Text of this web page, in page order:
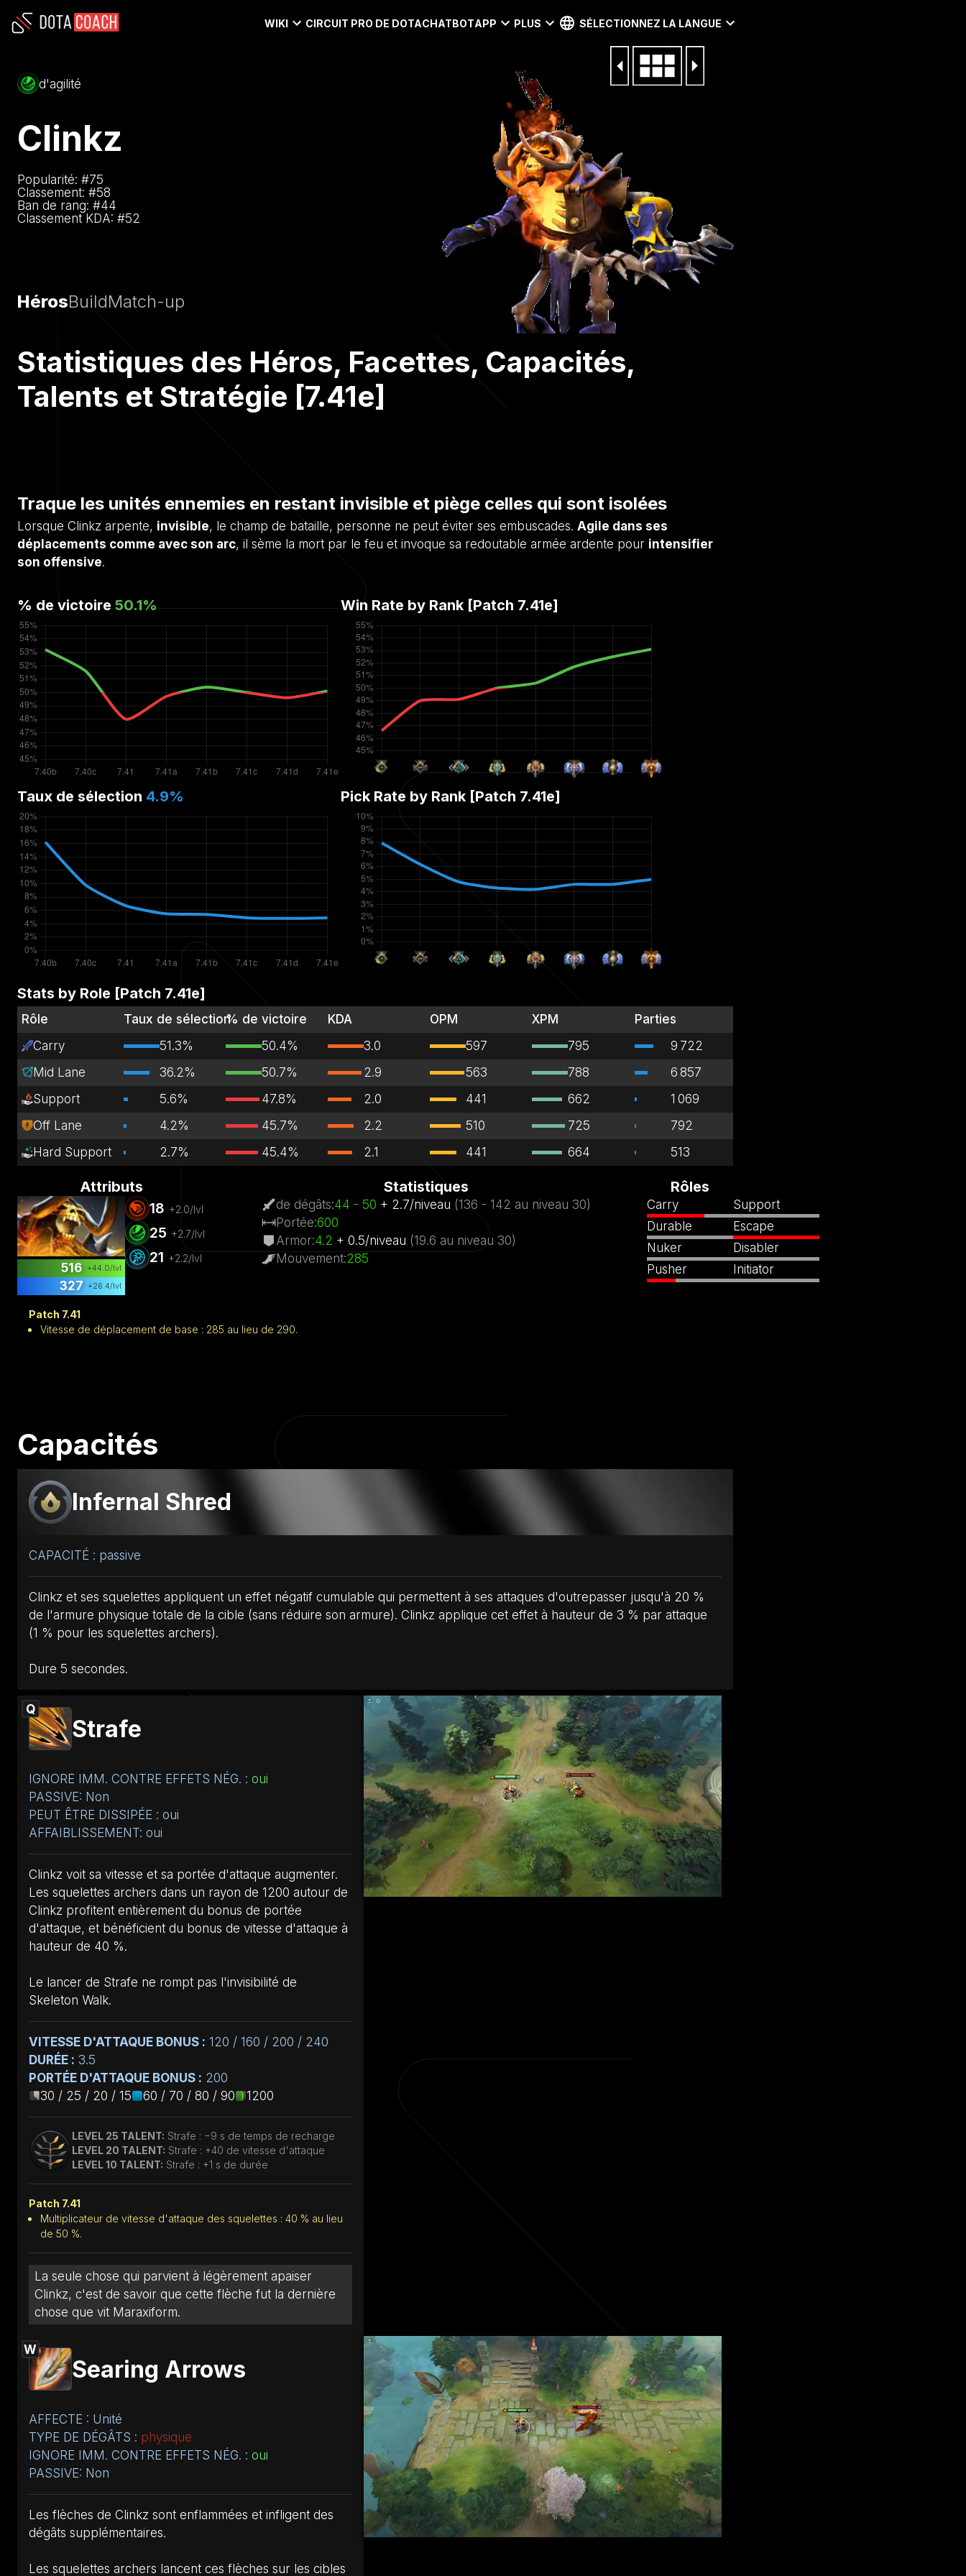
WIKI CIRCUIT PRO DE DOTACHATBOTAPP PLUS SÉLECTIONNEZ LA LANGUE
d'agilité
Clinkz
Popularité: #75
Classement: #58
Ban de rang: #44
Classement KDA: #52
HérosBuildMatch-up
Statistiques des Héros, Facettes, Capacités,
Talents et Stratégie [7.41e]
Traque les unités ennemies en restant invisible et piège celles qui sont isolées
Lorsque Clinkz arpente, invisible, le champ de bataille, personne ne peut éviter ses embuscades. Agile dans ses
déplacements comme avec son arc, il sème la mort par le feu et invoque sa redoutable armée ardente pour intensifier
son offensive.
% de victoire50.1% Win Rate by Rank [Patch 7.41e]
Taux de sélection 4.9% Pick Rate by Rank [Patch 7.41e]
Stats by Role [Patch 7.41e]
Rôle Taux de sélection% de victoire KDA OPM XPM
Parties
Carry
51.3% 50.4% 3.0 597 795
9 722
Mid Lane
36.2% 50.7% 2.9 563 788
6 857
Support
5.6% 47.8% 2.0 441 662
1 069
Off Lane
4.2% 45.7% 2.2 510 725
792
Hard Support
2.7% 45.4% 2.1 441 664 513
Attributs
516 +44.0/lvl
327 +26.4/lvl
18 +2.0/lvl
25 +2.7/lvl
21 +2.2/lvl
Statistiques
de dégâts:44 - 50 + 2.7/niveau (136 - 142 au niveau 30)
Portée:600
Armor:4.2 + 0.5/niveau (19.6 au niveau 30)
Mouvement:285
Rôles
Carry
Durable
Nuker
Pusher
Support
Escape
Disabler
Initiator
Patch 7.41
Vitesse de déplacement de base : 285 au lieu de 290.
Capacités
Infernal Shred
CAPACITÉ : passive
Clinkz et ses squelettes appliquent un effet négatif cumulable qui permettent à ses attaques d'outrepasser jusqu'à 20 %
de l'armure physique totale de la cible (sans réduire son armure). Clinkz applique cet effet à hauteur de 3 % par attaque
(1 % pour les squelettes archers).
Dure 5 secondes.
Q
Strafe
IGNORE IMM. CONTRE EFFETS NÉG. : oui
PASSIVE: Non
PEUT ÊTRE DISSIPÉE : oui
AFFAIBLISSEMENT: oui
Clinkz voit sa vitesse et sa portée d'attaque augmenter.
Les squelettes archers dans un rayon de 1200 autour de
Clinkz profitent entièrement du bonus de portée
d'attaque, et bénéficient du bonus de vitesse d'attaque à
hauteur de 40 %.
Le lancer de Strafe ne rompt pas l'invisibilité de
Skeleton Walk.
VITESSE D'ATTAQUE BONUS : 120 / 160 / 200 / 240
DURÉE : 3.5
PORTÉE D'ATTAQUE BONUS : 200
30 / 25 / 20 / 15
60 / 70 / 80 / 90 1200
LEVEL 25 TALENT: Strafe : −9 s de temps de recharge
LEVEL 20 TALENT: Strafe : +40 de vitesse d'attaque
LEVEL 10 TALENT: Strafe : +1 s de durée
Patch 7.41
Multiplicateur de vitesse d'attaque des squelettes : 40 % au lieu
de 50 %.
La seule chose qui parvient à légèrement apaiser
Clinkz, c'est de savoir que cette flèche fut la dernière
chose que vit Maraxiform.
W
Searing Arrows
AFFECTE : Unité
TYPE DE DÉGÂTS : physique
IGNORE IMM. CONTRE EFFETS NÉG. : oui
PASSIVE: Non
Les flèches de Clinkz sont enflammées et infligent des
dégâts supplémentaires.
Les squelettes archers lancent ces flèches sur les cibles